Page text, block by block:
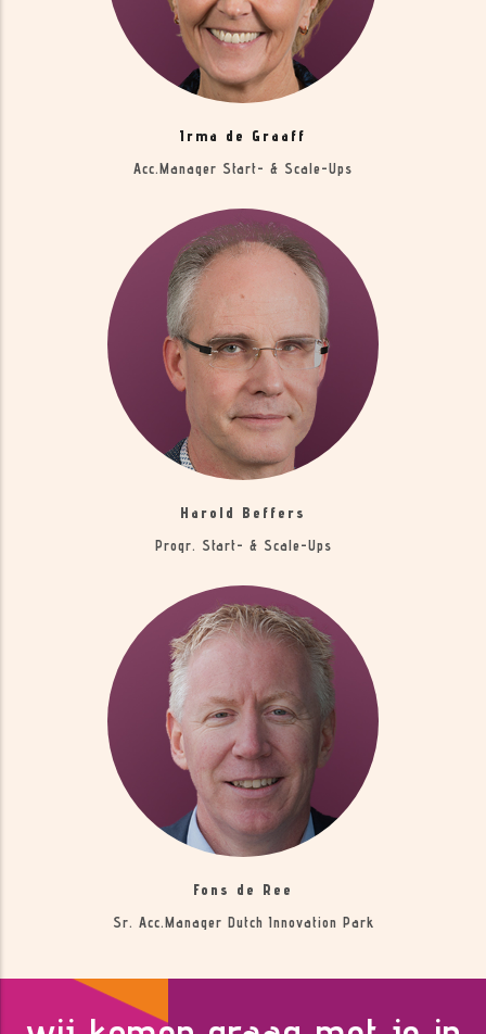
06 398 498 00
Irma de Graaff
Acc.manager Start- & Scale-Ups
Harold Beffers
Progr. Start- & Scale-Ups
Fons de Ree
Sr. Acc.manager Dutch Innovation Park